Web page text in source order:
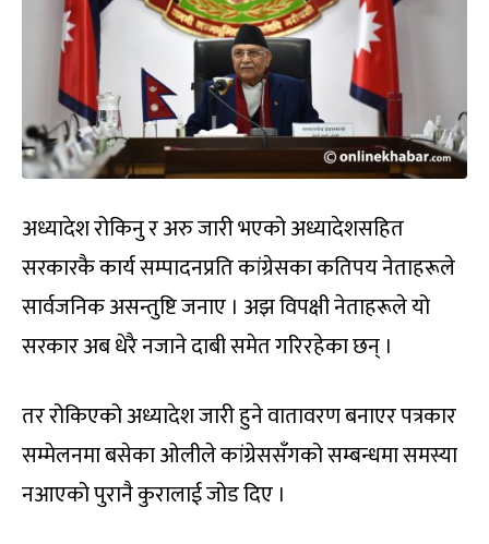
अध्यादेश रोकिनु र अरु जारी भएको अध्यादेशसहित
सरकारकै कार्य सम्पादनप्रति कांग्रेसका कतिपय नेताहरूले
सार्वजनिक असन्तुष्टि जनाए । अझ विपक्षी नेताहरूले यो
सरकार अब धेरै नजाने दाबी समेत गरिरहेका छन् ।
तर रोकिएको अध्यादेश जारी हुने वातावरण बनाएर पत्रकार
सम्मेलनमा बसेका ओलीले कांग्रेससँगको सम्बन्धमा समस्या
नआएको पुरानै कुरालाई जोड दिए ।